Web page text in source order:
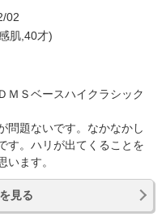
02
肌,40才)
ＭＳベースハイクラシック
問題ないです。なかなかし
す。ハリが出てくることを
ます。
見る